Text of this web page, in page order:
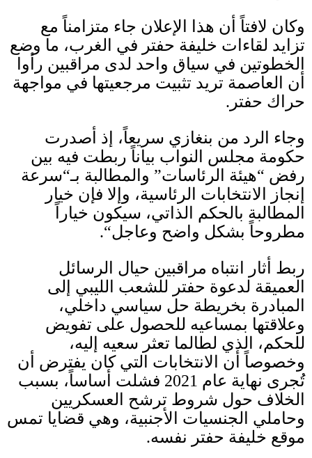
وكان لافتاً أن هذا الإعلان جاء متزامناً مع
تزايد لقاءات خليفة حفتر في الغرب، ما وضع
الخطوتين في سياق واحد لدى مراقبين رأوا
أن العاصمة تريد تثبيت مرجعيتها في مواجهة
حراك حفتر .
وجاء الرد من بنغازي سريعاً، إذ أصدرت
حكومة مجلس النواب بياناً ربطت فيه بين
رفض “هيئة الرئاسات” والمطالبة بـ“سرعة
إنجاز الانتخابات الرئاسية، وإلا فإن خيار
المطالبة بالحكم الذاتي، سيكون خياراً
مطروحاً بشكل واضح وعاجل“.
ربط أثار انتباه مراقبين حيال الرسائل
العميقة لدعوة حفتر للشعب الليبي إلى
المبادرة بخريطة حل سياسي داخلي،
وعلاقتها بمساعيه للحصول على تفويض
للحكم، الذي لطالما تعثر سعيه إليه،
وخصوصاً أن الانتخابات التي كان يفترض أن
تُجرى نهاية عام 2021 فشلت أساساً، بسبب
الخلاف حول شروط ترشح العسكريين
وحاملي الجنسيات الأجنبية، وهي قضايا تمس
موقع خليفة حفتر نفسه.